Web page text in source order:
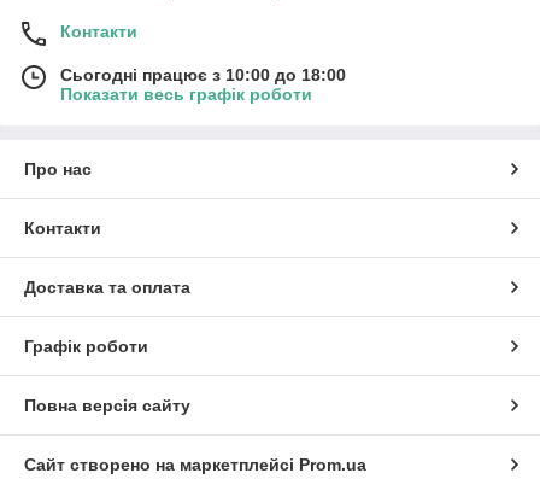
Контакти
Сьогодні працює з 10:00 до 18:00
Показати весь графік роботи
Про нас
Контакти
Доставка та оплата
Графік роботи
Повна версія сайту
Сайт створено на маркетплейсі Prom.ua